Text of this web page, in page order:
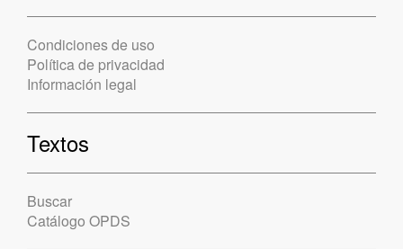
Condiciones de uso
Política de privacidad
Información legal
Textos
Buscar
Catálogo OPDS